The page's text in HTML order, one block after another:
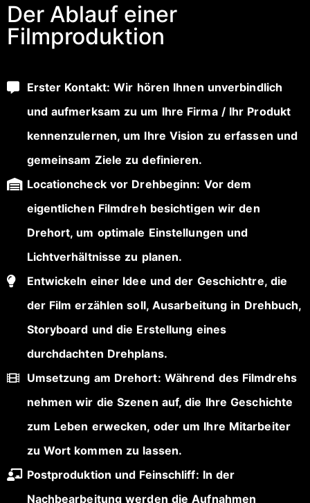
Der Ablauf einer
Filmproduktion
Erster Kontakt: Wir hören Ihnen unverbindlich
und aufmerksam zu um Ihre Firma / Ihr Produkt
kennenzulernen, um Ihre Vision zu erfassen und
gemeinsam Ziele zu definieren.
Locationcheck vor Drehbeginn: Vor dem
eigentlichen Filmdreh besichtigen wir den
Drehort, um optimale Einstellungen und
Lichtverhältnisse zu planen.
Entwickeln einer Idee und der Geschichtre, die
der Film erzählen soll, Ausarbeitung in Drehbuch,
Storyboard und die Erstellung eines
durchdachten Drehplans.
Umsetzung am Drehort: Während des Filmdrehs
nehmen wir die Szenen auf, die Ihre Geschichte
zum Leben erwecken, oder um Ihre Mitarbeiter
zu Wort kommen zu lassen.
Postproduktion und Feinschliff: In der
Nachbearbeitung werden die Aufnahmen